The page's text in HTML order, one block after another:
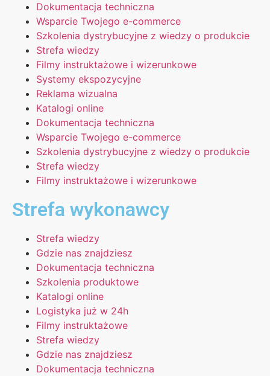
Dokumentacja techniczna
Wsparcie Twojego e-commerce
Szkolenia dystrybucyjne z wiedzy o produkcie
Strefa wiedzy
Filmy instruktażowe i wizerunkowe
Systemy ekspozycyjne
Reklama wizualna
Katalogi online
Dokumentacja techniczna
Wsparcie Twojego e-commerce
Szkolenia dystrybucyjne z wiedzy o produkcie
Strefa wiedzy
Filmy instruktażowe i wizerunkowe
Strefa wykonawcy
Strefa wiedzy
Gdzie nas znajdziesz
Dokumentacja techniczna
Szkolenia produktowe
Katalogi online
Logistyka już w 24h
Filmy instruktażowe
Strefa wiedzy
Gdzie nas znajdziesz
Dokumentacja techniczna